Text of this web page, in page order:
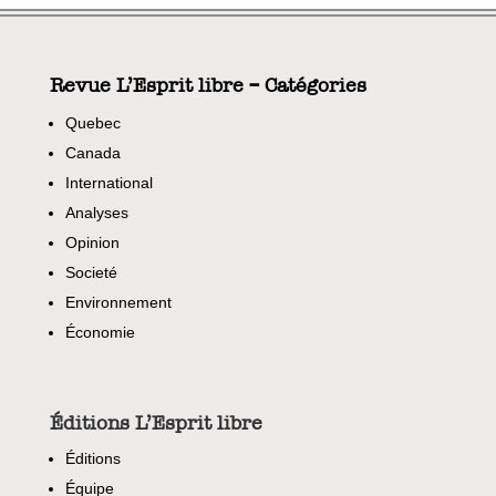
Revue L’Esprit libre – Catégories
Quebec
Canada
International
Analyses
Opinion
Societé
Environnement
Économie
Éditions L’Esprit libre
Éditions
Équipe